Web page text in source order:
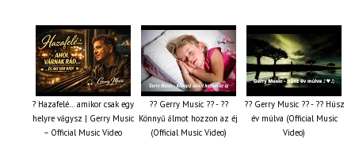
? Hazafelé… amikor csak egy
helyre vágysz | Gerry Music
– Official Music Video
?? Gerry Music ?? - ??
Könnyű álmot hozzon az éj
(Official Music Video)
?? Gerry Music ?? - ?? Húsz
év múlva (Official Music
Video)